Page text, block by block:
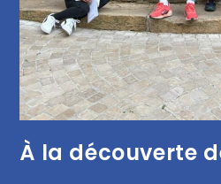
À la découverte